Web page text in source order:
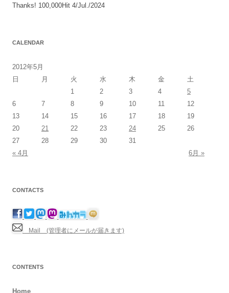
Thanks! 100,000Hit 4/Jul./2024
CALENDAR
2012年5月
日
月 火 水 木 金
土
1
2 3 4
5
6
7 8 9 10 11
12
13
14 15 16 17 18
19
20
21 22 23 24 25
26
27
28 29 30
31
« 4月
6月 »
CONTACTS
Mail (管理者にメールが届きます)
CONTENTS
Home